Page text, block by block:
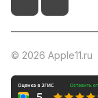
© 2026 Apple11.ru